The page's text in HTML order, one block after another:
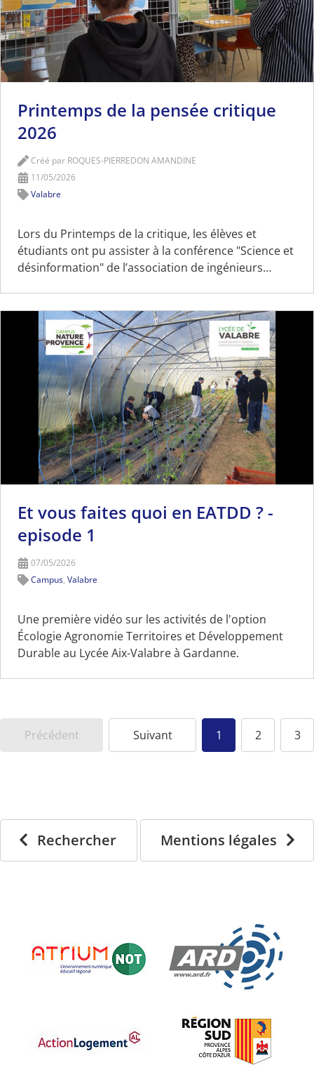
Printemps de la pensée critique
2026
Créé par ROQUES-PIERREDON AMANDINE
11/05/2026
Valabre
Lors du Printemps de la critique, les élèves et
étudiants ont pu assister à la conférence "Science et
désinformation" de l’association de ingénieurs…
Et vous faites quoi en EATDD ? -
episode 1
07/05/2026
Campus,Valabre
Une première vidéo sur les activités de l'option
Écologie Agronomie Territoires et Développement
Durable au Lycée Aix-Valabre à Gardanne.
Précédent Suivant 1 2 3
Rechercher Mentions légales